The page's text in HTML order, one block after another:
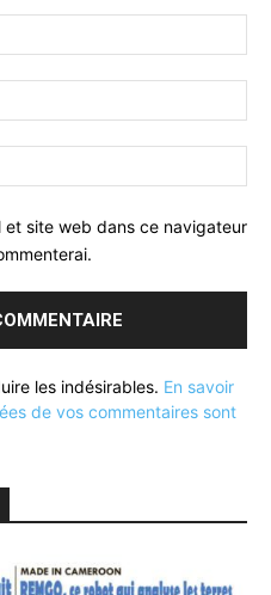
:*
:*
:
et site web dans ce navigateur
les indésirables. En savoir
de vos commentaires sont